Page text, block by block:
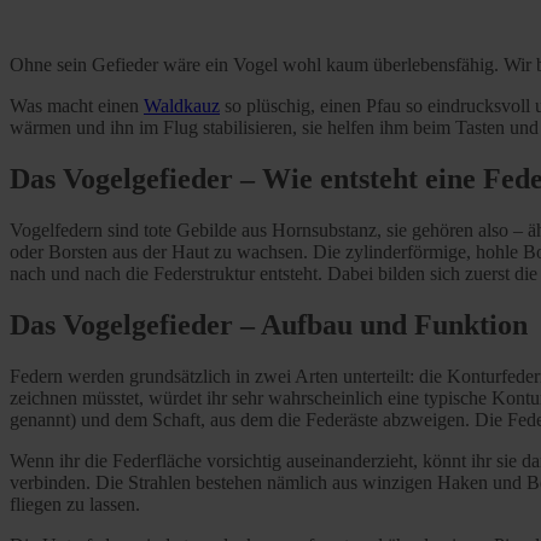
Ohne sein Gefieder wäre ein Vogel wohl kaum überlebensfähig.
Was macht einen Waldkauz so plüschig, einen Pfau so eindrucksvoll
wärmen und ihn im Flug stabilisieren, sie helfen ihm beim Tasten
Das Vogelgefieder – Wie entsteht eine
Vogelfedern sind tote Gebilde aus Hornsubstanz, sie gehören also
oder Borsten aus der Haut zu wachsen. Die zylinderförmige, hohle
nach und nach die Federstruktur entsteht. Dabei bilden sich zuerst
Das Vogelgefieder – Aufbau und Funktion
Federn werden grundsätzlich in zwei Arten unterteilt: die
zeichnen müsstet, würdet ihr sehr wahrscheinlich eine typische
genannt) und dem Schaft, aus dem die Federäste abzweigen. Die
Wenn ihr die Federfläche vorsichtig auseinanderzieht, könnt ihr sie
verbinden. Die Strahlen bestehen nämlich aus winzigen Haken und
fliegen zu lassen.